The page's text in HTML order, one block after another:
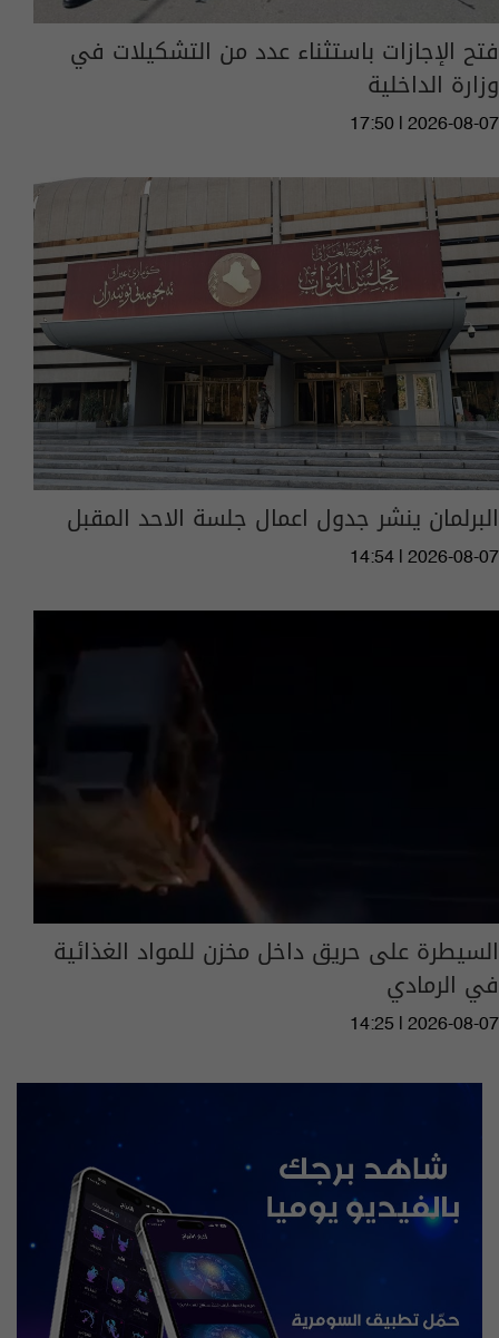
فتح الإجازات باستثناء عدد من التشكيلات في
وزارة الداخلية
17:50 | 2026-08-07
البرلمان ينشر جدول اعمال جلسة الاحد المقبل
14:54 | 2026-08-07
السيطرة على حريق داخل مخزن للمواد الغذائية
في الرمادي
14:25 | 2026-08-07